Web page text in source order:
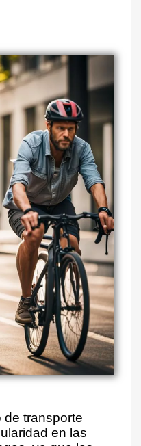
de transporte
en las